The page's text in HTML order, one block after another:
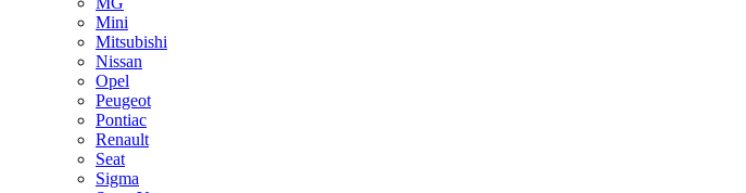
Mini
Mitsubishi
Nissan
Opel
Peugeot
Pontiac
Renault
Seat
Sigma